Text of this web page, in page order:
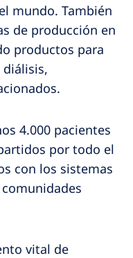
mundo. También
de producción en
productos para
4.000 pacientes
por todo el
con los sistemas
vital de